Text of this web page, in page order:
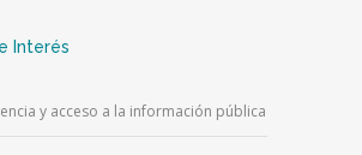
Interés
y acceso a la información pública